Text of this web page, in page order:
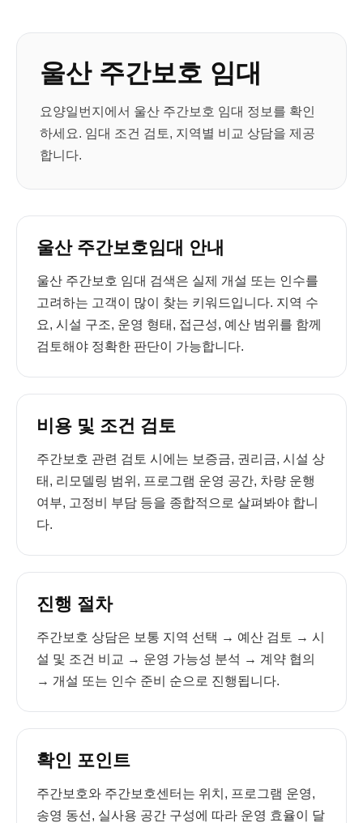
울산 주간보호 임대
요양일번지에서 울산 주간보호 임대 정보를 확인
하세요. 임대 조건 검토, 지역별 비교 상담을 제공
합니다.
울산 주간보호임대 안내
울산 주간보호 임대 검색은 실제 개설 또는 인수를
고려하는 고객이 많이 찾는 키워드입니다. 지역 수
요, 시설 구조, 운영 형태, 접근성, 예산 범위를 함께
검토해야 정확한 판단이 가능합니다.
비용 및 조건 검토
주간보호 관련 검토 시에는 보증금, 권리금, 시설 상
태, 리모델링 범위, 프로그램 운영 공간, 차량 운행
여부, 고정비 부담 등을 종합적으로 살펴봐야 합니
다.
진행 절차
주간보호 상담은 보통 지역 선택 → 예산 검토 → 시
설 및 조건 비교 → 운영 가능성 분석 → 계약 협의
→ 개설 또는 인수 준비 순으로 진행됩니다.
확인 포인트
주간보호와 주간보호센터는 위치, 프로그램 운영,
송영 동선, 실사용 공간 구성에 따라 운영 효율이 달